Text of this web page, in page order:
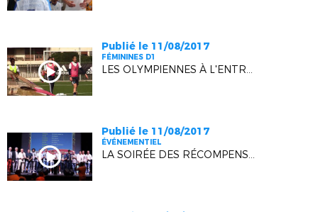
Publié le 11/08/2017
FÉMININES D1
LES OLYMPIENNES À L'ENTRAINEMENT
Publié le 11/08/2017
ÉVÉNEMENTIEL
LA SOIRÉE DES RÉCOMPENSES SE MET EN SEYNE !